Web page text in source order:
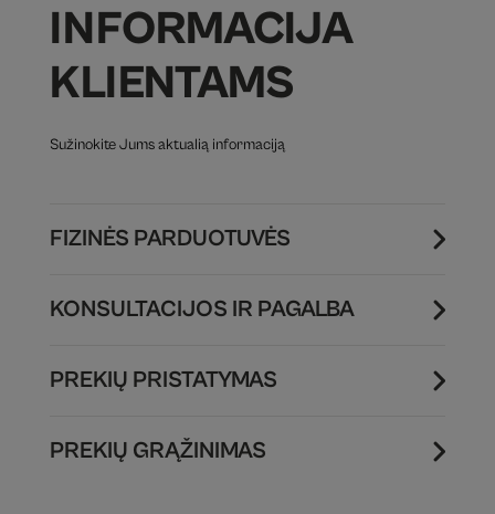
INFORMACIJA
KLIENTAMS
Sužinokite Jums aktualią informaciją
FIZINĖS PARDUOTUVĖS
KONSULTACIJOS IR PAGALBA
PREKIŲ PRISTATYMAS
PREKIŲ GRĄŽINIMAS